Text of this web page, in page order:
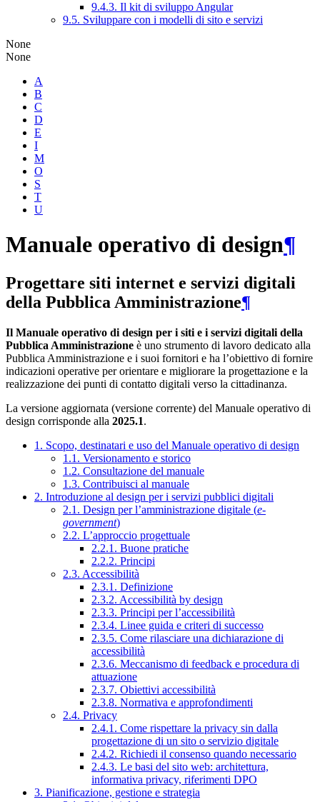
9.4.3. Il kit di sviluppo Angular
9.5. Sviluppare con i modelli di sito e servizi
None
None
A
B
C
D
E
I
M
O
S
T
U
Manuale operativo di design¶
Progettare siti internet e servizi digitali
della Pubblica Amministrazione¶
Il Manuale operativo di design per i siti e i servizi digitali della
Pubblica Amministrazione è uno strumento di lavoro dedicato alla
Pubblica Amministrazione e i suoi fornitori e ha l’obiettivo di fornire
indicazioni operative per orientare e migliorare la progettazione e la
realizzazione dei punti di contatto digitali verso la cittadinanza.
La versione aggiornata (versione corrente) del Manuale operativo di
design corrisponde alla 2025.1.
1. Scopo, destinatari e uso del Manuale operativo di design
1.1. Versionamento e storico
1.2. Consultazione del manuale
1.3. Contribuisci al manuale
2. Introduzione al design per i servizi pubblici digitali
2.1. Design per l’amministrazione digitale (e-
government)
2.2. L’approccio progettuale
2.2.1. Buone pratiche
2.2.2. Principi
2.3. Accessibilità
2.3.1. Definizione
2.3.2. Accessibilità by design
2.3.3. Principi per l’accessibilità
2.3.4. Linee guida e criteri di successo
2.3.5. Come rilasciare una dichiarazione di
accessibilità
2.3.6. Meccanismo di feedback e procedura di
attuazione
2.3.7. Obiettivi accessibilità
2.3.8. Normativa e approfondimenti
2.4. Privacy
2.4.1. Come rispettare la privacy sin dalla
progettazione di un sito o servizio digitale
2.4.2. Richiedi il consenso quando necessario
2.4.3. Le basi del sito web: architettura,
informativa privacy, riferimenti DPO
3. Pianificazione, gestione e strategia